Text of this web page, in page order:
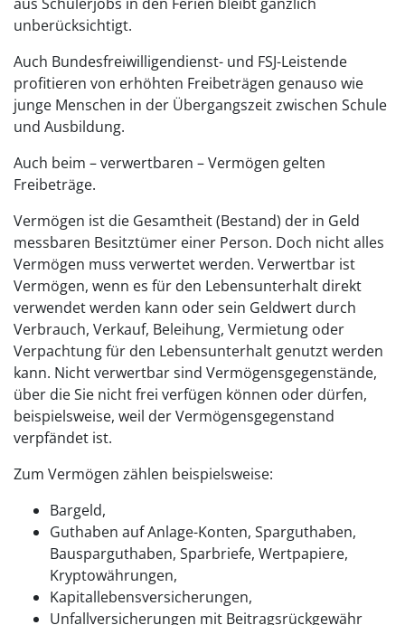
unberücksichtigt.
Auch Bundesfreiwilligendienst- und FSJ-Leistende
profitieren von erhöhten Freibeträgen genauso wie
junge Menschen in der Übergangszeit zwischen Schule
und Ausbildung.
Auch beim – verwertbaren – Vermögen gelten
Freibeträge.
Vermögen ist die Gesamtheit (Bestand) der in Geld
messbaren Besitztümer einer Person. Doch nicht alles
Vermögen muss verwertet werden. Verwertbar ist
Vermögen, wenn es für den Lebensunterhalt direkt
verwendet werden kann oder sein Geldwert durch
Verbrauch, Verkauf, Beleihung, Vermietung oder
Verpachtung für den Lebensunterhalt genutzt werden
kann. Nicht verwertbar sind Vermögensgegenstände,
über die Sie nicht frei verfügen können oder dürfen,
beispielsweise, weil der Vermögensgegenstand
verpfändet ist.
Zum Vermögen zählen beispielsweise:
Bargeld,
Guthaben auf Anlage-Konten, Sparguthaben,
Bausparguthaben, Sparbriefe, Wertpapiere,
Kryptowährungen,
Kapitallebensversicherungen,
Unfallversicherungen mit Beitragsrückgewähr